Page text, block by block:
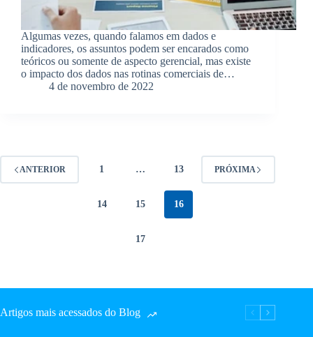
Algumas vezes, quando falamos em dados e
indicadores, os assuntos podem ser encarados como
teóricos ou somente de aspecto gerencial, mas existe
o impacto dos dados nas rotinas comerciais de…
4 de novembro de 2022
ANTERIOR 1 … 13
14 15 16
17
PRÓXIMA
Artigos mais acessados do Blog